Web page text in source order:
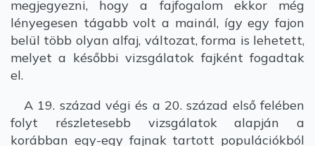
megjegyezni, hogy a fajfogalom ekkor még
lényegesen tágabb volt a mainál, így egy fajon
belül több olyan alfaj, változat, forma is lehetett,
melyet a későbbi vizsgálatok fajként fogadtak
el.
A 19. század végi és a 20. század első felében
folyt részletesebb vizsgálatok alapján a
korábban egy-egy fajnak tartott populációkból